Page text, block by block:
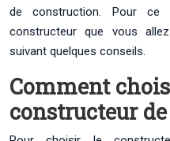
de construction. Pour ce
constructeur que vous
suivant quelques conseils.
Comment
constructeur